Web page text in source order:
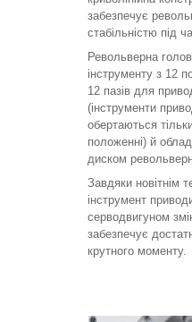
забезпечує
стабільністю під
Револьверна
інструменту з 12
12 пазів для
(інструменти
обертаються
положенні) й
диском
Завдяки новітнім
інструмент
серводвигуном
забезпечує
крутного моменту.